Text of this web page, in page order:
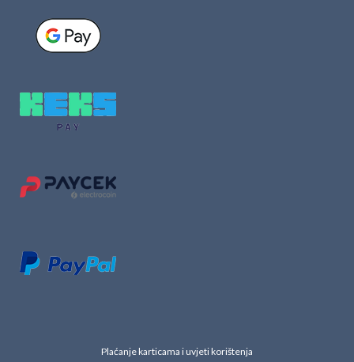
Plaćanje karticama i uvjeti korištenja